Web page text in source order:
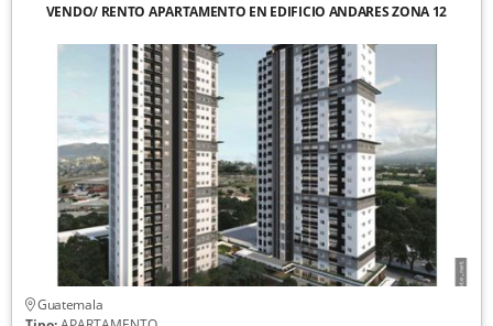
VENDO/ RENTO APARTAMENTO EN EDIFICIO ANDARES ZONA 12
Guatemala